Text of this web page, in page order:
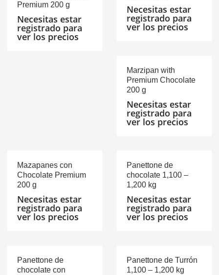
Premium 200 g
Necesitas estar
registrado para
ver los precios
Necesitas estar
registrado para
ver los precios
Marzipan with
Premium Chocolate
200 g
Necesitas estar
registrado para
ver los precios
Mazapanes con
Chocolate Premium
200 g
Necesitas estar
registrado para
ver los precios
Panettone de
chocolate 1,100 –
1,200 kg
Necesitas estar
registrado para
ver los precios
Panettone de
chocolate con
Panettone de Turrón
1,100 – 1,200 kg